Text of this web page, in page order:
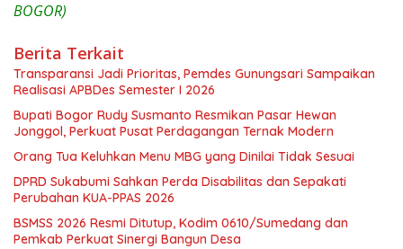
BOGOR)
Berita Terkait
Transparansi Jadi Prioritas, Pemdes Gunungsari Sampaikan
Realisasi APBDes Semester I 2026
Bupati Bogor Rudy Susmanto Resmikan Pasar Hewan
Jonggol, Perkuat Pusat Perdagangan Ternak Modern
Orang Tua Keluhkan Menu MBG yang Dinilai Tidak Sesuai
DPRD Sukabumi Sahkan Perda Disabilitas dan Sepakati
Perubahan KUA-PPAS 2026
BSMSS 2026 Resmi Ditutup, Kodim 0610/Sumedang dan
Pemkab Perkuat Sinergi Bangun Desa